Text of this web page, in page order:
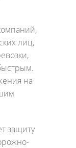
лиц,
на
защиту